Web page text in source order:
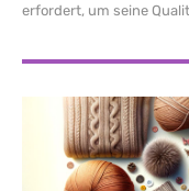
erfordert, um seine